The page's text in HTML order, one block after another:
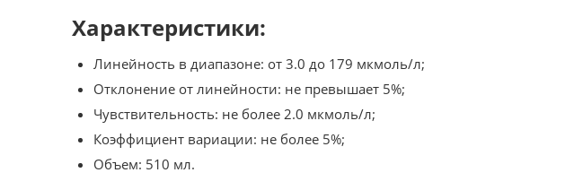
Характеристики:
Линейность в диапазоне: от 3.0 до 179 мкмоль/л;
Отклонение от линейности: не превышает 5%;
Чувствительность: не более 2.0 мкмоль/л;
Коэффициент вариации: не более 5%;
Объем: 510 мл.